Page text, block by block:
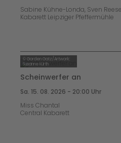
Sabine Kühne-Londa, Sven
Kabarett Leipziger Pfeffermühle
© Gorden Gatz/Artwork:
Susanne Kürth
Scheinwerfer an
Sa. 15. 08. 2026 - 20:00 Uhr
Miss Chantal
Central Kabarett